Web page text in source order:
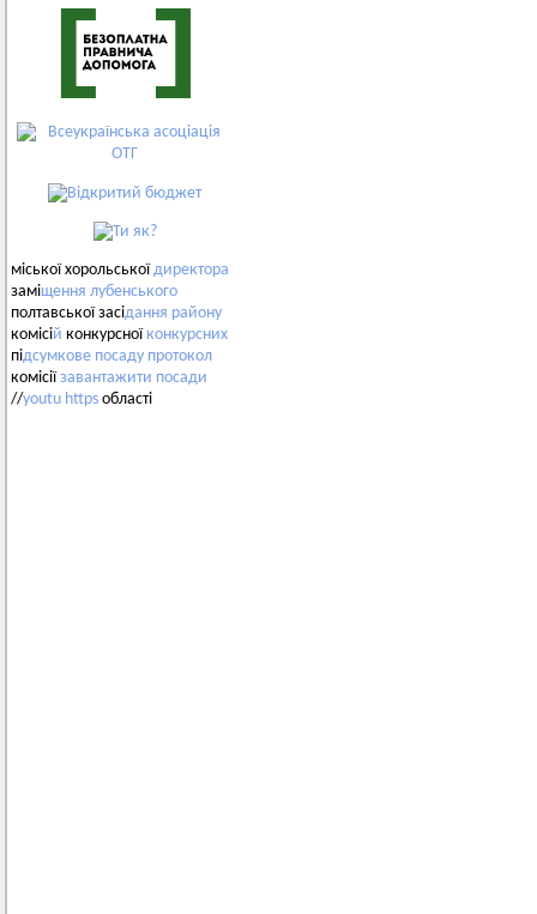
міської хорольськоїдиректора
заміщення лубенського
полтавської засідання району
комісій конкурсної конкурсних
підсумкове посаду протокол
комісіїзавантажити посади
//youtu https області